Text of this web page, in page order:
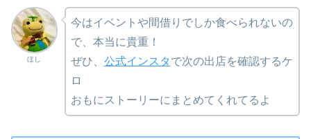
ほし
今はイベントや間借りでしか食べられないの
で、本当に貴重！
ぜひ、 公式インスタ で次の出店を確認するケ
ロ
おもにストーリーにまとめてくれてるよ